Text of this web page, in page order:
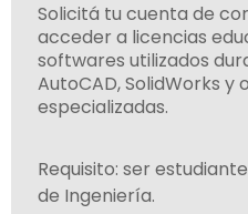
Solicitá tu cuenta de
acceder a licencias
softwares utilizados
AutoCAD, SolidWorks
especializadas.
Requisito: ser
de Ingeniería.